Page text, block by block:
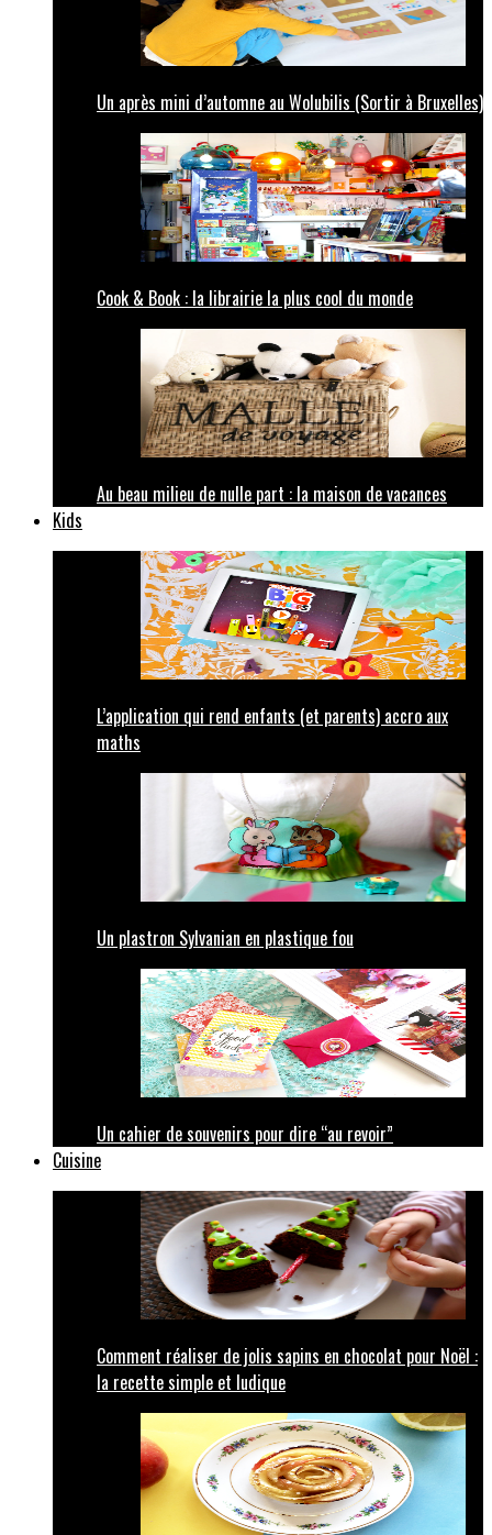
Un après mini d’automne au Wolubilis (Sortir à Bruxelles)
Cook & Book : la librairie la plus cool du monde
Au beau milieu de nulle part : la maison de vacances
Kids
L’application qui rend enfants (et parents) accro aux
maths
Un plastron Sylvanian en plastique fou
Un cahier de souvenirs pour dire “au revoir”
Cuisine
Comment réaliser de jolis sapins en chocolat pour Noël :
la recette simple et ludique